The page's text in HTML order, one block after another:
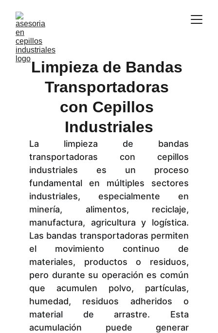
La limpieza de bandas
transportadoras con cepillos
industriales es un proceso
fundamental en múltiples sectores
industriales, especialmente en
minería, alimentos, reciclaje,
manufactura, agricultura y logística.
Las bandas transportadoras permiten
el movimiento continuo de
materiales, productos o residuos,
pero durante su operación es común
que acumulen polvo, partículas,
humedad, residuos adheridos o
material de arrastre. Esta
acumulación puede generar
Limpieza de Bandas
Transportadoras
con Cepillos
Industriales